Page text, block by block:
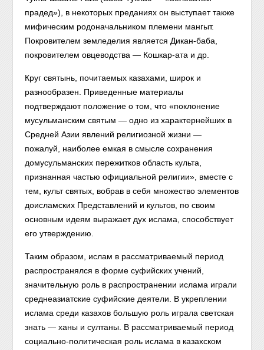
прадед»), в некоторых преданиях он выступает также
мифическим родоначальником племени мангыт.
Покровителем земледелия является Дикан-баба,
покровителем овцеводства — Кошкар-ата и др.
Круг святынь, почитаемых казахами, широк и
разнообразен. Приведенные материалы
подтверждают положение о том, что «поклонение
мусуль­манским святым — одно из характернейших в
Средней Азии явлений религиозной жизни —
пожалуй, наиболее емкая в смысле сохранения
домусульманских пережитков область культа,
признанная частью официальной религии», вместе с
тем, культ святых, вобрав в себя множество элементов
доисламских Представлений и культов, по своим
основным идеям выражает дух ислама, способствует
его утверждению.
Таким образом, ислам в рассматриваемый период
распространялся в форме суфийских учений,
значительную роль в распространении ислама играли
среднеазиатские суфийские деятели. В укреплении
ислама среди казахов большую роль играла светская
знать — ханы и султаны. В рассматриваемый период
социально-политическая роль ислама в казахском